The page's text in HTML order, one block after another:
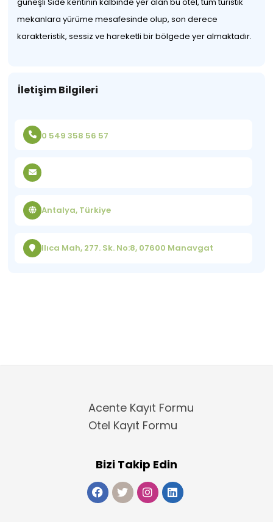
mekanlara yürüme mesafesinde olup, son derece
karakteristik, sessiz ve hareketli bir bölgede yer almaktadır.
İletişim Bilgileri
0 549 358 56 57
Antalya, Türkiye
Ilıca Mah, 277. Sk. No:8, 07600 Manavgat
Acente Kayıt Formu
Otel Kayıt Formu
Bizi Takip Edin